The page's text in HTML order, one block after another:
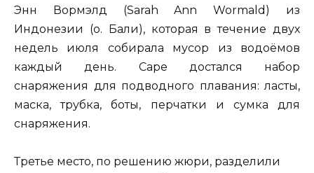
Энн Вормэлд (Sarah Ann Wormald) из
Индонезии (о. Бали), которая в течение двух
недель июля собирала мусор из водоёмов
каждый день. Саре достался набор
снаряжения для подводного плавания: ласты,
маска, трубка, боты, перчатки и сумка для
снаряжения.
Третье место, по решению жюри, разделили